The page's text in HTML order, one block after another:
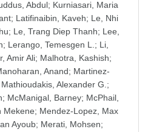
Abdul; Kurniasari, Maria
; Latifinaibin, Kaveh; Le, Nhi
; Le, Trang Diep Thanh; Lee,
; Lerango, Temesgen L. ; Li,
Amir Ali; Malhotra, Kashish;
Anand; Martinez-
Mathioudakis, Alexander G. ;
; McManigal, Barney; McPhail,
Mekene; Mendez-Lopez, Max
Ayoub; Merati, Mohsen;